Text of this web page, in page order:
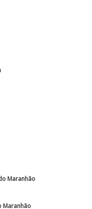
Maranhão
Maranhão